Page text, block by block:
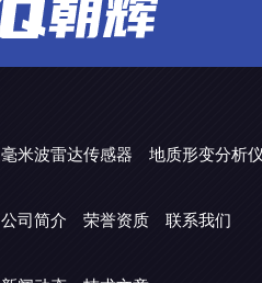
毫米波雷达传感器
地质形变分析
公司简介 荣誉资质 联系我们